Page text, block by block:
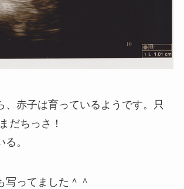
、赤子は育っているようです。只
だちっさ！
。
写ってました＾＾